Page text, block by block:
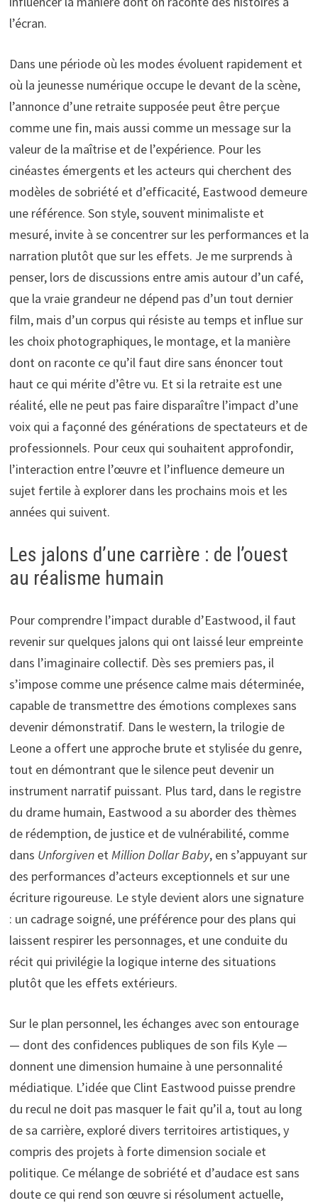
l’écran.
Dans une période où les modes évoluent rapidement et
où la jeunesse numérique occupe le devant de la scène,
l’annonce d’une retraite supposée peut être perçue
comme une fin, mais aussi comme un message sur la
valeur de la maîtrise et de l’expérience. Pour les
cinéastes émergents et les acteurs qui cherchent des
modèles de sobriété et d’efficacité, Eastwood demeure
une référence. Son style, souvent minimaliste et
mesuré, invite à se concentrer sur les performances et la
narration plutôt que sur les effets. Je me surprends à
penser, lors de discussions entre amis autour d’un café,
que la vraie grandeur ne dépend pas d’un tout dernier
film, mais d’un corpus qui résiste au temps et influe sur
les choix photographiques, le montage, et la manière
dont on raconte ce qu’il faut dire sans énoncer tout
haut ce qui mérite d’être vu. Et si la retraite est une
réalité, elle ne peut pas faire disparaître l’impact d’une
voix qui a façonné des générations de spectateurs et de
professionnels. Pour ceux qui souhaitent approfondir,
l’interaction entre l’œuvre et l’influence demeure un
sujet fertile à explorer dans les prochains mois et les
années qui suivent.
Les jalons d’une carrière : de l’ouest
au réalisme humain
Pour comprendre l’impact durable d’Eastwood, il faut
revenir sur quelques jalons qui ont laissé leur empreinte
dans l’imaginaire collectif. Dès ses premiers pas, il
s’impose comme une présence calme mais déterminée,
capable de transmettre des émotions complexes sans
devenir démonstratif. Dans le western, la trilogie de
Leone a offert une approche brute et stylisée du genre,
tout en démontrant que le silence peut devenir un
instrument narratif puissant. Plus tard, dans le registre
du drame humain, Eastwood a su aborder des thèmes
de rédemption, de justice et de vulnérabilité, comme
dans Unforgivenet Million Dollar Baby, en s’appuyant sur
des performances d’acteurs exceptionnels et sur une
écriture rigoureuse. Le style devient alors une signature
: un cadrage soigné, une préférence pour des plans qui
laissent respirer les personnages, et une conduite du
récit qui privilégie la logique interne des situations
plutôt que les effets extérieurs.
Sur le plan personnel, les échanges avec son entourage
— dont des confidences publiques de son fils Kyle —
donnent une dimension humaine à une personnalité
médiatique. L’idée que Clint Eastwood puisse prendre
du recul ne doit pas masquer le fait qu’il a, tout au long
de sa carrière, exploré divers territoires artistiques, y
compris des projets à forte dimension sociale et
politique. Ce mélange de sobriété et d’audace est sans
doute ce qui rend son œuvre si résolument actuelle,